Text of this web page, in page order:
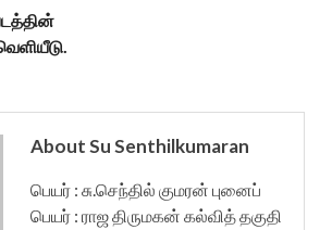
About Su Senthilkumaran
பெயர் : சு.செந்தில் குமரன் புனைப்
பெயர் : ராஜ திருமகன் கல்வித் தகுதி